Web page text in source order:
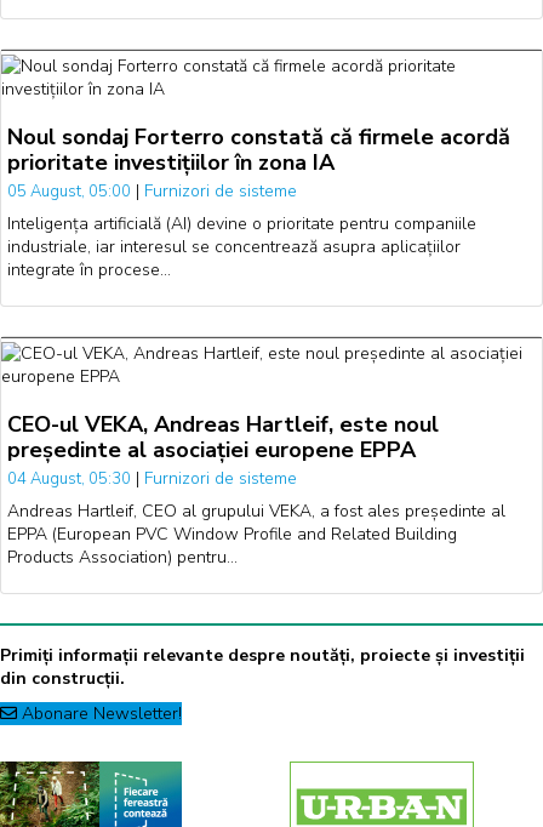
Noul sondaj Forterro constată că firmele acordă
prioritate investițiilor în zona IA
05 August, 05:00 | Furnizori de sisteme
Inteligența artificială (AI) devine o prioritate pentru companiile
industriale, iar interesul se concentrează asupra aplicațiilor
integrate în procese…
CEO-ul VEKA, Andreas Hartleif, este noul
președinte al asociației europene EPPA
04 August, 05:30 | Furnizori de sisteme
Andreas Hartleif, CEO al grupului VEKA, a fost ales președinte al
EPPA (European PVC Window Profile and Related Building
Products Association) pentru…
Primiți informații relevante despre noutăți, proiecte și investiții
din construcții.
Abonare Newsletter!